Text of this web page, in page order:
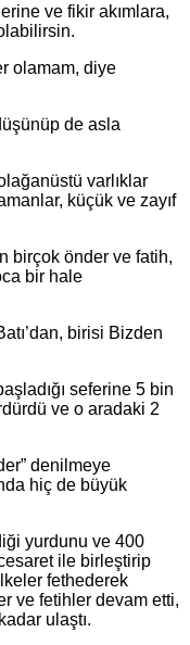
ve fikir akımlara,
olamam, diye
de asla
varlıklar
küçük ve zayıf
birçok önder ve fatih,
bir hale
birisi Bizden
seferine 5 bin
ve o aradaki 2
denilmeye
hiç de büyük
yurdunu ve 400
ile birleştirip
fethederek
ve fetihler devam etti,
ulaştı.